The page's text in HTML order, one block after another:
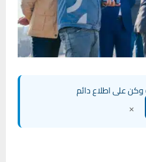
وكن على اطلاع دائم
×